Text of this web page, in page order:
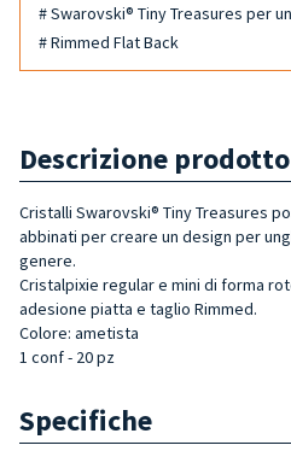
# Swarovski® Tiny Treasures per
# Rimmed Flat Back
Descrizione prodotto
Cristalli Swarovski® Tiny Treasures
abbinati per creare un design per
genere.
Cristalpixie regular e mini di forma
adesione piatta e taglio Rimmed.
Colore: ametista
1 conf - 20 pz
Specifiche